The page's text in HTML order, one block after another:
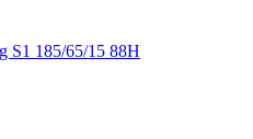
S1 185/65/15 88H